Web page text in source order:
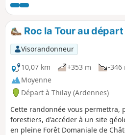
vous envoutera sûrement. Il est ici
Des ardoises gravées retrouvées
lieu de rassemblement à la
raconte : Le Roc la Tour ne serait
Diable, le résultat de sa colère. Sur
découvrirez le lavoir la Neuve
ustensiles des lavandières.
Roc la Tour au
Visorandonneur
10,07 km
+353 m -346
Moyenne
Départ à Thilay (Ardennes)
Cette randonnée vous permettra,
forestiers, d'accéder à un site
en pleine Forêt Domaniale de